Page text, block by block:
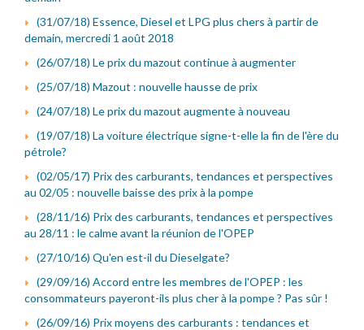
(31/07/18) Essence, Diesel et LPG plus chers à partir de
demain, mercredi 1 août 2018
(26/07/18) Le prix du mazout continue à augmenter
(25/07/18) Mazout : nouvelle hausse de prix
(24/07/18) Le prix du mazout augmente à nouveau
(19/07/18) La voiture électrique signe-t-elle la fin de l'ère du
pétrole?
(02/05/17) Prix des carburants, tendances et perspectives
au 02/05 : nouvelle baisse des prix à la pompe
(28/11/16) Prix des carburants, tendances et perspectives
au 28/11 : le calme avant la réunion de l'OPEP
(27/10/16) Qu'en est-il du Dieselgate?
(29/09/16) Accord entre les membres de l'OPEP : les
consommateurs payeront-ils plus cher à la pompe ? Pas sûr !
(26/09/16) Prix moyens des carburants : tendances et